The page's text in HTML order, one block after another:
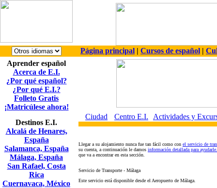
Página principal | Cursos de español |
Aprender español
Acerca de E.I.
¿Por qué español?
¿Por qué E.I.?
Folleto Gratis
¡Matricúlese ahora!
Destinos E.I.
Alcalá de Henares,
España
Salamanca, España
Málaga, España
San Rafael, Costa
Rica
Cuernavaca, México
Ciudad Centro E.I. Actividades y
Llegar a su alojamiento nunca fue tan fácil como con el servicio de
su cuenta, a continuación le damos información detallada para ayudarle.
que va a encontrar en esta sección.
Servicio de Transporte - Málaga
Este servicio está disponible desde el Aeropuerto de Málaga.